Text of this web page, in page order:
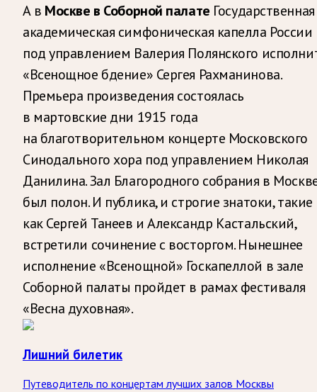
А в Москве в Соборной палате Государственная
академическая симфоническая капелла России
под управлением Валерия Полянского
«Всенощное бдение» Сергея Рахманинова.
Премьера произведения состоялась
в мартовские дни 1915 года
на благотворительном концерте Московского
Синодального хора под управлением Николая
Данилина. Зал Благородного собрания в
был полон. И публика, и строгие знатоки, такие
как Сергей Танеев и Александр Кастальский,
встретили сочинение с восторгом. Нынешнее
исполнение «Всенощной» Госкапеллой в зале
Соборной палаты пройдет в рамах фестиваля
«Весна духовная».
Лишний билетик
Путеводитель по концертам лучших залов Москвы